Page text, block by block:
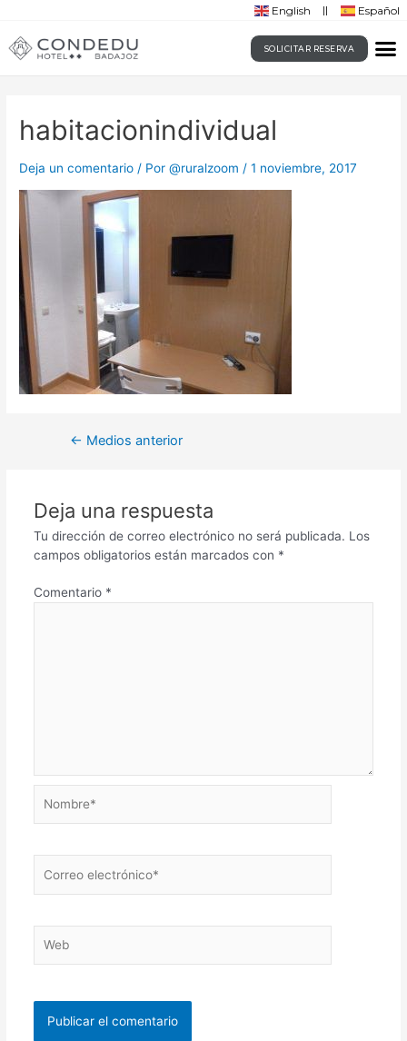
English Español
SOLICITAR RESERVA
habitacionindividual
Deja un comentario / Por@ruralzoom /1 noviembre, 2017
← Medios anterior
Deja una respuesta
Tu dirección de correo electrónico no será publicada. Los
campos obligatorios están marcados con *
Comentario *